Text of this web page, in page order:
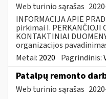
Web turinio sąrašas
INFORMACIJA APIE
pirkimai I. PERKANČIOJI
KONTAKTINIAI
organizacijos
Metai: 2020 Pagrindinis:
Patalpų remonto
Web turinio sąrašas